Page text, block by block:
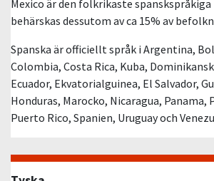
Mexico är den folkrikaste
behärskas dessutom av ca 15% av
Spanska är officiellt språk i Argentina,
Colombia, Costa Rica, Kuba,
Ecuador, Ekvatorialguinea, El Salvador,
Honduras, Marocko, Nicaragua, Panama,
Puerto Rico, Spanien, Uruguay och